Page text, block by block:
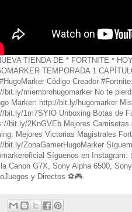
TIENDA DE * FORTNITE *
TEMPORADA 1
Código Creador
bit.ly/miembrohugomarker No te
Marker: http://bit.ly/hugomarker
bit.ly/1m7SYIO Unboxing Botas de
bit.ly/2KnGVEb Mejores
Mejores Victorias Magistrales
bit.ly/ZonaGamerHugoMarker
Síguenos en Instagram:
Canon G7X, Sony Alpha 6500,
y Directos ⚽️🎮